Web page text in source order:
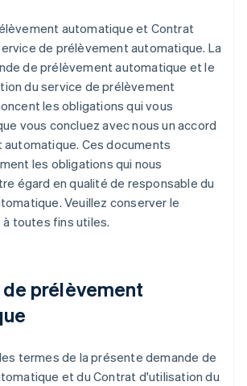
automatique et Contrat
de prélèvement automatique. La
de prélèvement automatique et le
du service de prélèvement
les obligations qui vous
vous concluez avec nous un accord
Ces documents
les obligations qui nous
égard en qualité de responsable du
Veuillez conserver le
toutes fins utiles.
prélèvement
termes de la présente demande de
et du Contrat d'utilisation du